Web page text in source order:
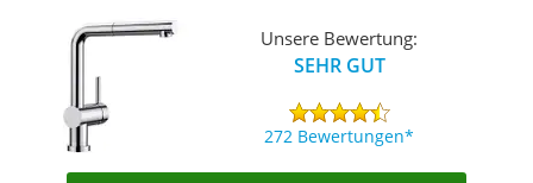
Unsere Bewertung:
SEHR GUT
272 Bewertungen